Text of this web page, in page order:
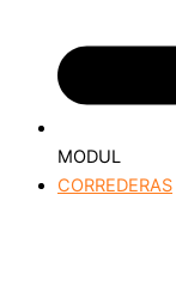
MODUL
CORREDERAS